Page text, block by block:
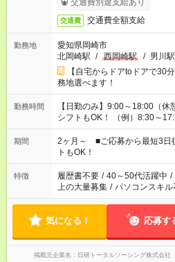
交通費別途支給あり
交通費 交通費全額支給
勤務地
愛知県岡崎市
北岡崎駅 / 西岡崎駅 / 男川駅
【自宅からドアtoドアで30
務地選べます！
勤務時間
【日勤のみ】9:00～18:00（休憩60分） ■ご希望が
シフトもOK！ （例）8:30
「家族とお休みを合わせたい
など、あなたのご希望に沿ったお
ーク希望の方へ 今ご覧のお仕
のお仕事の勤務時間。 合計で
ません
期間
2ヶ月～ ■ご応募から最短3日
トもOK！
特徴 履歴書不要 / 40～50代活躍中 /
上の大量募集 / パソコンスキル
気になる！ 応募す
掲載元企業名 日研トータルソーシング株式会